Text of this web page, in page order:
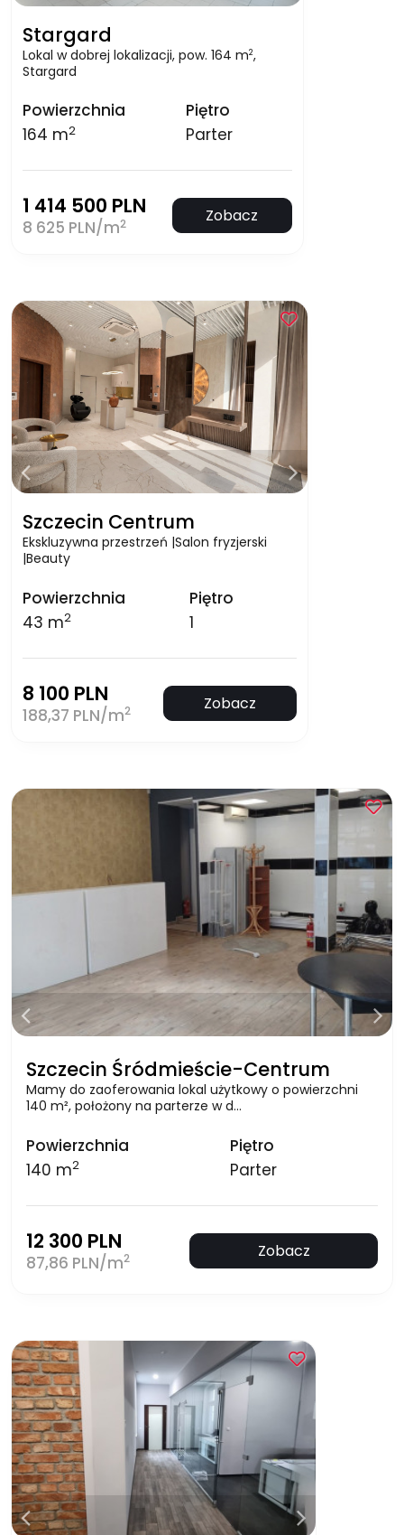
Stargard
Lokal w dobrej lokalizacji, pow. 164 m2,
Stargard
Powierzchnia
164 m2
Piętro
Parter
1 414 500 PLN
8 625 PLN/m2 Zobacz
Szczecin Centrum
Ekskluzywna przestrzeń |Salon fryzjerski
|Beauty
Powierzchnia
43 m2
Piętro
1
8 100 PLN
188,37 PLN/m2 Zobacz
Szczecin Śródmieście-Centrum
Mamy do zaoferowania lokal użytkowy o powierzchni
140 m², położony na parterze w d…
Powierzchnia
140 m2
Piętro
Parter
12 300 PLN
87,86 PLN/m2 Zobacz